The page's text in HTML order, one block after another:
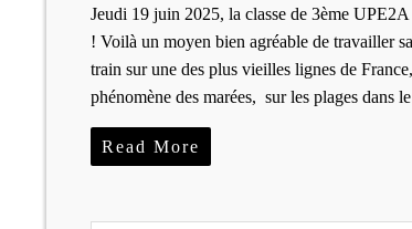
Jeudi 19 juin 2025, la classe de 3ème
! Voilà un moyen bien agréable de travailler
train sur une des plus vieilles lignes de
phénomène des marées, sur les plages
Read More